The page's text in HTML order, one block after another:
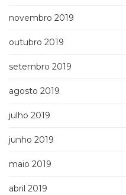
novembro 2019
outubro 2019
setembro 2019
agosto 2019
julho 2019
junho 2019
maio 2019
abril 2019